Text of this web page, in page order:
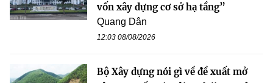
vốn xây dựng cơ sở hạ tầng”
Quang Dân
12:03 08/08/2026
Bộ Xây dựng nói gì về đề xuất mở